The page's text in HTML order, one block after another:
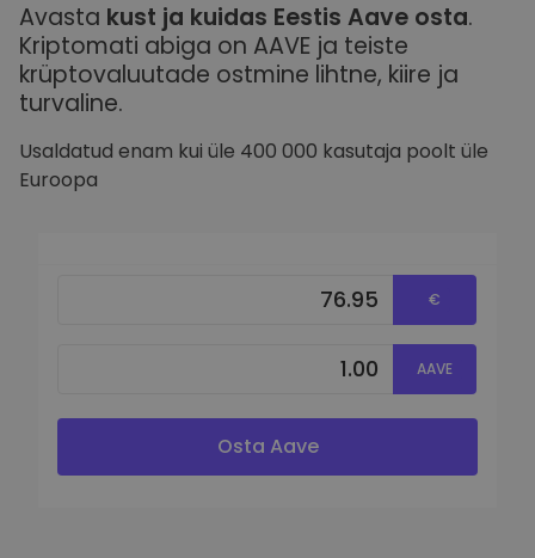
Avasta kust ja kuidas Eestis Aave osta.
Kriptomati abiga on AAVE ja teiste
krüptovaluutade ostmine lihtne, kiire ja
turvaline.
Usaldatud enam kui üle 400 000 kasutaja poolt üle
Euroopa
€
AAVE
Osta Aave